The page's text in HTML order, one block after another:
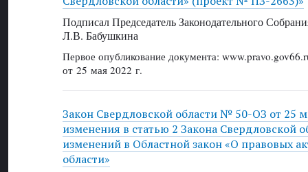
Подписал Председатель Законодательного
Л.В. Бабушкина
Первое опубликование документа:
от 25 мая 2022 г.
Закон Свердловской области № 50-ОЗ от 25
изменения в статью 2 Закона Свердловской
изменений в Областной закон «О правовых
области»